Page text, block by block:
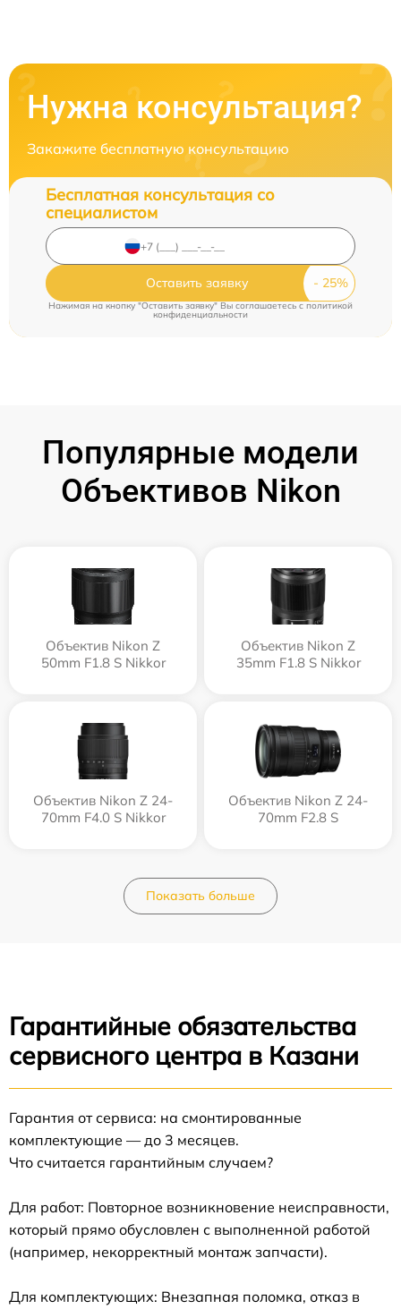
Нужна консультация?
Закажите бесплатную консультацию
Бесплатная консультация со
специалистом
Оставить заявку
Нажимая на кнопку "Оставить заявку" Вы соглашаетесь cполитикой
конфиденциальности
Популярные модели
Объективов Nikon
Объектив Nikon Z
50mm F1.8 S Nikkor
Объектив Nikon Z
35mm F1.8 S Nikkor
Объектив Nikon Z 24-
70mm F4.0 S Nikkor
Объектив Nikon Z 24-
70mm F2.8 S
Показать больше
Гарантийные обязательства
сервисного центра в Казани
Гарантия от сервиса: на смонтированные
комплектующие — до 3 месяцев.
Что считается гарантийным случаем?
Для работ: Повторное возникновение неисправности,
который прямо обусловлен с выполненной работой
(например, некорректный монтаж запчасти).
Для комплектующих: Внезапная поломка, отказ в